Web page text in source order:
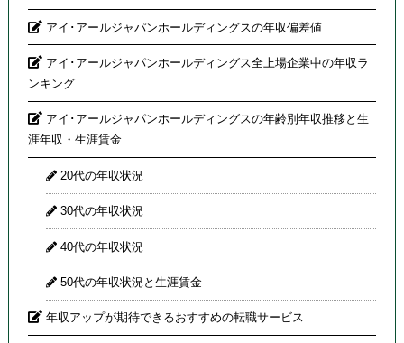
アイ･アールジャパンホールディングスの年収偏差値
アイ･アールジャパンホールディングス全上場企業中の年収ラ
ンキング
アイ･アールジャパンホールディングスの年齢別年収推移と生
涯年収・生涯賃金
20代の年収状況
30代の年収状況
40代の年収状況
50代の年収状況と生涯賃金
年収アップが期待できるおすすめの転職サービス